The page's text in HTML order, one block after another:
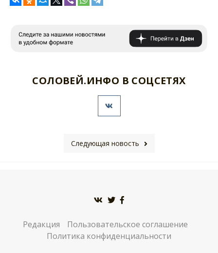
СОЛОВЕЙ.ИНФО В СОЦСЕТЯХ
Следующая новость
Редакция
Пользовательское соглашение
Политика конфиденциальности